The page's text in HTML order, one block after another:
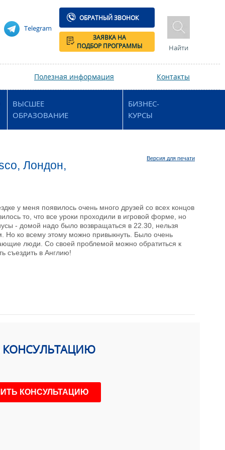
Telegram
ОБРАТНЫЙ ЗВОНОК
ЗАЯВКА НА
ПОДБОР ПРОГРАММЫ
Найти
Полезная информация Контакты
ВЫСШЕЕ
ОБРАЗОВАНИЕ
БИЗНЕС-
КУРСЫ
Версия для печати
Лондон,
у меня появилось очень много друзей со всех концов
то, что все уроки проходили в игровой форме, но
- домой надо было возвращаться в 22.30, нельзя
Но ко всему этому можно привыкнуть. Было очень
люди. Со своей проблемой можно обратиться к
съездить в Англию!
КОНСУЛЬТАЦИЮ